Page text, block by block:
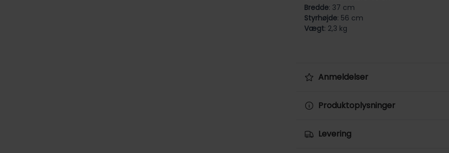
Bredde: 37 cm
Styrhøjde: 56 cm
Vægt: 2,3 kg
Anmeldelser
Produktoplysninger
Levering